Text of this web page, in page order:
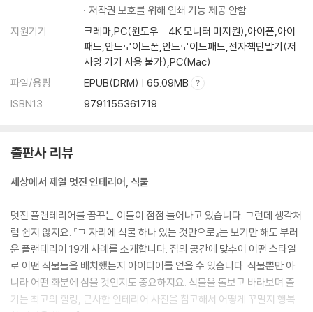
저작권 보호를 위해 인쇄 기능 제공 안함
지원기기
크레마,PC(윈도우 - 4K 모니터 미지원),아이폰,아이
패드,안드로이드폰,안드로이드패드,전자책단말기(저
사양 기기 사용 불가),PC(Mac)
파일/용량
EPUB(DRM) | 65.09MB
ISBN13
9791155361719
출판사 리뷰
세상에서 제일 멋진 인테리어, 식물
멋진 플랜테리어를 꿈꾸는 이들이 점점 늘어나고 있습니다. 그런데 생각처
럼 쉽지 않지요. 『그 자리에 식물 하나 있는 것만으로』는 보기만 해도 부러
운 플랜테리어 19개 사례를 소개합니다. 집의 공간에 맞추어 어떤 스타일
로 어떤 식물들을 배치했는지 아이디어를 얻을 수 있습니다. 식물뿐만 아
니라 어떤 화분에 심을 것인지도 중요하지요. 식물을 돌보고 바라보며 즐
기는 최고의 힐링, 근사한 인테리어 사진을 참고해서 어떻게 꾸밀지 행복